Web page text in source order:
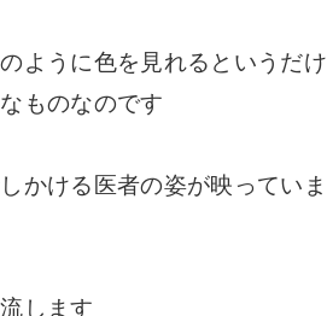
ように色を見れるというだけ
ものなのです
かける医者の姿が映っていま
します